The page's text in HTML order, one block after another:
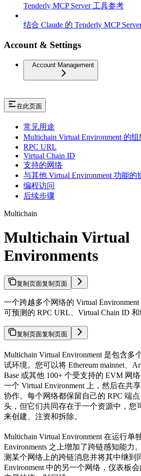
Tenderly MCP Server 工具参考
结合 Claude 的 Tenderly MCP
Account & Settings
Account Management
在此页面
常见用途
Multichain Virtual Environment 的
RPC URL
Virtual Chain ID
支持的网络
与其他 Virtual Environment 功能的
编程访问
后续步骤
Multichain
Multichain Virtual
Environments
复制页面复制页面
一个跨越多个网络的 Virtual Environment
可预测的 RPC URL、Virtual Chain ID
复制页面复制页面
Multichain Virtual Environment 是包含多
试环境。您可以将 Ethereum mainnet、
Base 或其他 100+ 个受支持的 EVM 网
一个 Virtual Environment 上，然后在共
协作。每个网络都保留自己的 RPC 端
头，但它们共同存在于一个资源中，您
来创建、注资和拆除。
Multichain Virtual Environment 在运行单
Environments 之上增加了跨链感知能力。
测某个网络上的跨链消息并将其中继到
Environment 中的另一个网络，仪表板